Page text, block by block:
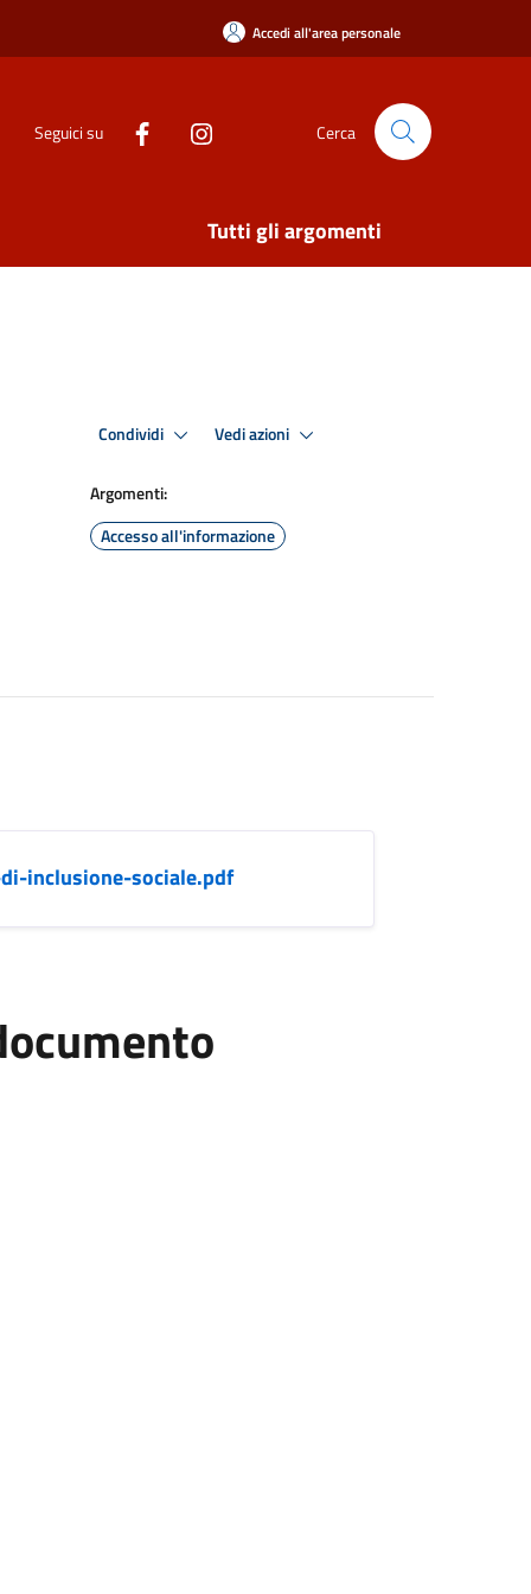
Accedi all'area personale
Seguici su Cerca
Tutti gli argomenti
Condividi Vedi azioni
Argomenti:
Accesso all'informazione
inclusione-sociale.pdf